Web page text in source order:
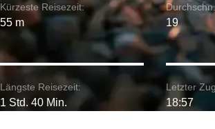
Kürzeste Reisezeit:
55 m
Längste Reisezeit:
1 Std. 40 Min.
19
Letzter
18:57